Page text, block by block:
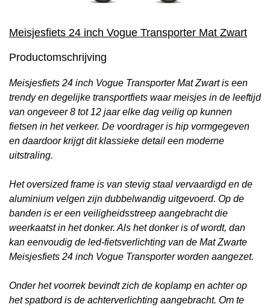
Meisjesfiets 24 inch Vogue Transporter Mat Zwart
Productomschrijving
Meisjesfiets 24 inch Vogue Transporter Mat Zwart is een
trendy en degelijke transportfiets waar meisjes in de leeftijd
van ongeveer 8 tot 12 jaar elke dag veilig op kunnen
fietsen in het verkeer. De voordrager is hip vormgegeven
en daardoor krijgt dit klassieke detail een moderne
uitstraling.
Het oversized frame is van stevig staal vervaardigd en de
aluminium velgen zijn dubbelwandig uitgevoerd. Op de
banden is er een veiligheidsstreep aangebracht die
weerkaatst in het donker. Als het donker is of wordt, dan
kan eenvoudig de led-fietsverlichting van de Mat Zwarte
Meisjesfiets 24 inch Vogue Transporter worden aangezet.
Onder het voorrek bevindt zich de koplamp en achter op
het spatbord is de achterverlichting aangebracht. Om te